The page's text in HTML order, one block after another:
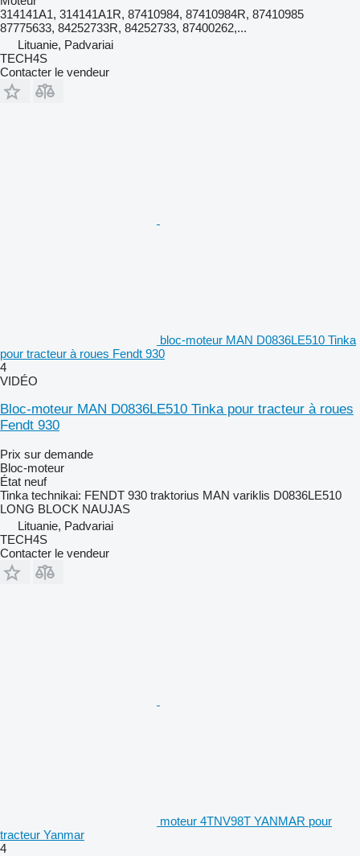
314141A1, 314141A1R, 87410984, 87410984R, 87410985
87775633, 84252733R, 84252733, 87400262,...
Lituanie, Padvariai
TECH4S
Contacter le vendeur
bloc-moteur MAN D0836LE510 Tinka
pour tracteur à roues Fendt 930
4
VIDÉO
Bloc-moteur MAN D0836LE510 Tinka pour tracteur à roues
Fendt 930
Prix sur demande
Bloc-moteur
État neuf
Tinka technikai: FENDT 930 traktorius MAN variklis D0836LE510
LONG BLOCK NAUJAS
Lituanie, Padvariai
TECH4S
Contacter le vendeur
moteur 4TNV98T YANMAR pour
tracteur Yanmar
4